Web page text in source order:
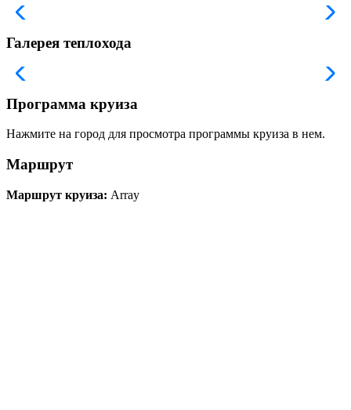
Галерея теплохода
Программа круиза
Нажмите на город для просмотра программы круиза в нем.
Маршрут
Маршрут круиза: Array